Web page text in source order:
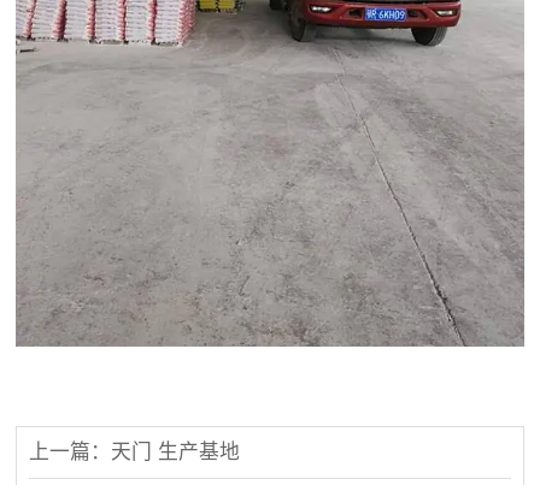
上一篇：天门 生产基地